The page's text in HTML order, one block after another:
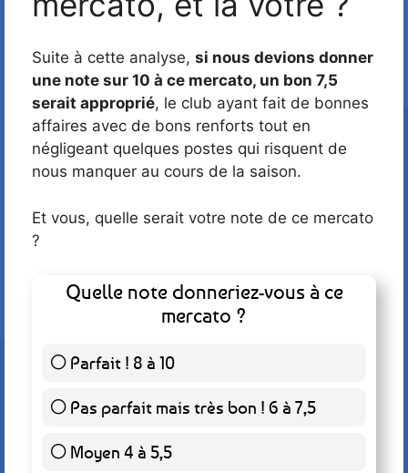
Suite à cette analyse, si nous devions donner
une note sur 10 à ce mercato, un bon 7,5
serait approprié, le club ayant fait de bonnes
affaires avec de bons renforts tout en
négligeant quelques postes qui risquent de
nous manquer au cours de la saison.
Et vous, quelle serait votre note de ce mercato
?
Quelle note donneriez-vous à ce
mercato ?
Parfait ! 8 à 10
Pas parfait mais très bon ! 6 à 7,5117 ( 75 % )
Moyen 4 à 5,5